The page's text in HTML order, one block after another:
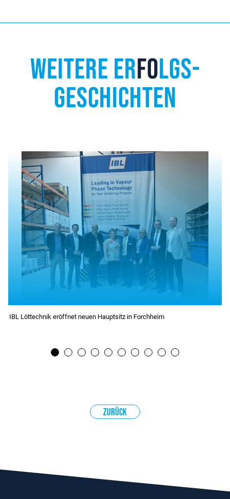
WEITERE ERFOLGS­
GESCHICHTEN
IBL Löttechnik eröffnet neuen Hauptsitz in Forchheim
1 2 3 4
Zurück